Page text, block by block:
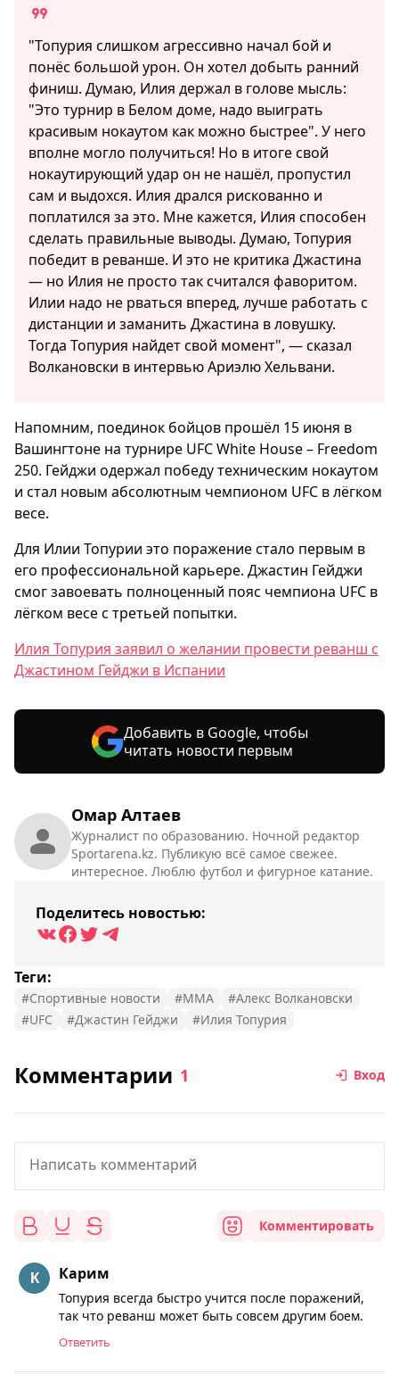
Омар Алтаев
Журналист по образованию. Ночной редактор
Sportarena.kz. Публикую всё самое свежее.
интересное. Люблю футбол и фигурное катание.
Поделитесь новостью:
Теги:
#Спортивные новости #MMA
#Алекс Волкановски
#UFC
#Джастин Гейджи #Илия Топурия
"Топурия слишком агрессивно начал бой и
понёс большой урон. Он хотел добыть ранний
финиш. Думаю, Илия держал в голове мысль:
"Это турнир в Белом доме, надо выиграть
красивым нокаутом как можно быстрее". У него
вполне могло получиться! Но в итоге свой
нокаутирующий удар он не нашёл, пропустил
сам и выдохся. Илия дрался рискованно и
поплатился за это. Мне кажется, Илия способен
сделать правильные выводы. Думаю, Топурия
победит в реванше. И это не критика Джастина
— но Илия не просто так считался фаворитом.
Илии надо не рваться вперед, лучше работать с
дистанции и заманить Джастина в ловушку.
Тогда Топурия найдет свой момент", — сказал
Волкановски в интервью Ариэлю Хельвани.
Напомним, поединок бойцов прошёл 15 июня в
Вашингтоне на турнире UFC White House – Freedom
250. Гейджи одержал победу техническим нокаутом
и стал новым абсолютным чемпионом UFC в лёгком
весе.
Для Илии Топурии это поражение стало первым в
его профессиональной карьере. Джастин Гейджи
смог завоевать полноценный пояс чемпиона UFC в
лёгком весе с третьей попытки.
Илия Топурия заявил о желании провести реванш с
Джастином Гейджи в Испании
Добавить в Google, чтобы
читать новости первым
Комментарии 1 Вход
Комментировать
Карим
Топурия всегда быстро учится после поражений,
так что реванш может быть совсем другим боем.
Ответить